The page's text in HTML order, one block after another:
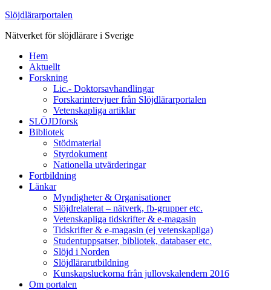
Slöjdlärarportalen
Nätverket för slöjdlärare i Sverige
Hem
Aktuellt
Forskning
Lic.- Doktorsavhandlingar
Forskarintervjuer från Slöjdlärarportalen
Vetenskapliga artiklar
SLÖJDforsk
Bibliotek
Stödmaterial
Styrdokument
Nationella utvärderingar
Fortbildning
Länkar
Myndigheter & Organisationer
Slöjdrelaterat – nätverk, fb-grupper etc.
Vetenskapliga tidskrifter & e-magasin
Tidskrifter & e-magasin (ej vetenskapliga)
Studentuppsatser, bibliotek, databaser etc.
Slöjd i Norden
Slöjdlärarutbildning
Kunskapsluckorna från jullovskalendern 2016
Om portalen